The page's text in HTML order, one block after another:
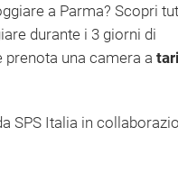
a Parma? Scopri
durante i 3 giorni di
una camera a
SPS Italia in